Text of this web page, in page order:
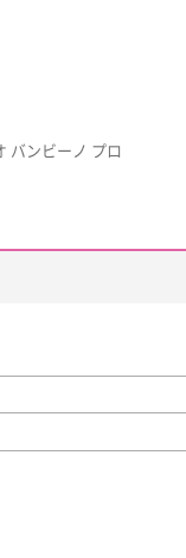
バンビーノ プロ